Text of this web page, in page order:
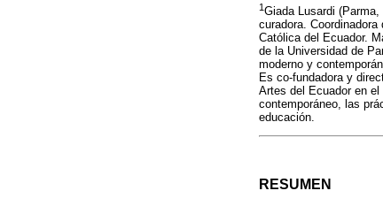
1Giada Lusardi
curadora.
Católica del Ecuador.
de la Universidad de
moderno y
Es co-fundadora y
Artes del Ecuador en
contemporáneo, las
educación.
RESUMEN